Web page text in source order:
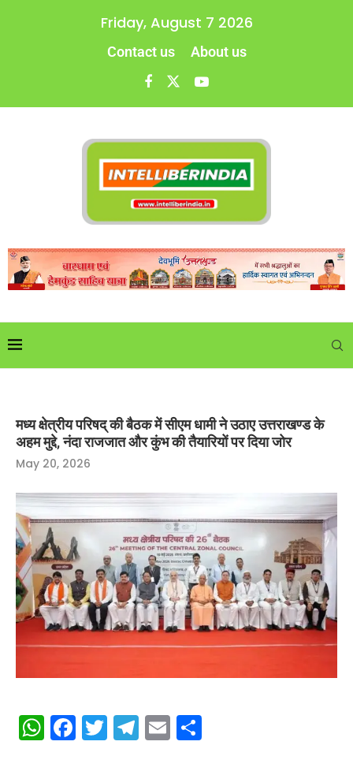
Friday, August 7 2026
Contact us About us
मध्य क्षेत्रीय परिषद् की बैठक में सीएम धामी ने उठाए उत्तराखण्ड के
अहम मुद्दे, नंदा राजजात और कुंभ की तैयारियों पर दिया जोर
May 20, 2026
WhatsApp
Facebook
Twitter
Telegram
Email